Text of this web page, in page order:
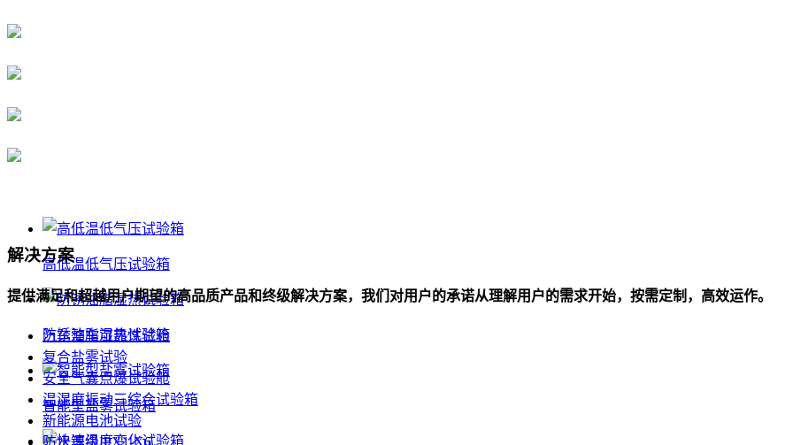
高低温低气压试验箱
防锈油脂湿热试验箱
智能型盐雾试验箱
解决方案
提供满足和超越用户期望的高品质产品和终级解决方案，我们对用户的承诺从理解用户的需求开始，按需定制，高效运作。
汽车整车可靠性试验
复合盐雾试验
安全气囊点爆试验舱
温湿度振动三综合试验箱
新能源电池试验